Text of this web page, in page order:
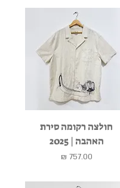
חולצה רקומה סירת
האהבה | 2025
מחיר